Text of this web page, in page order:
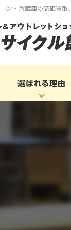
ン・冷蔵庫の高価買取